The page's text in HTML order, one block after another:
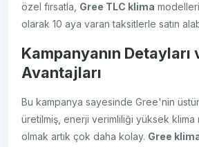
özel fırsatla, Gree TLC klima
olarak 10 aya varan taksitlerle satın
Kampanyanın Detayları
Avantajları
Bu kampanya sayesinde Gree'nin
üretilmiş, enerji verimliliği yüksek
olmak artık çok daha kolay. Gree